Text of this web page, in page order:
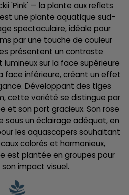
'Pink' — la plante aux reflets
une plante aquatique sud-
spectaculaire, idéale pour
par une touche de couleur
présentent un contraste
sur la face supérieure
face inférieure, créant un effet
Développant des tiges
cette variété se distingue par
et son port gracieux. Son rose
sous un éclairage adéquat, en
les aquascapers souhaitant
colorés et harmonieux,
est plantée en groupes pour
impact visuel.